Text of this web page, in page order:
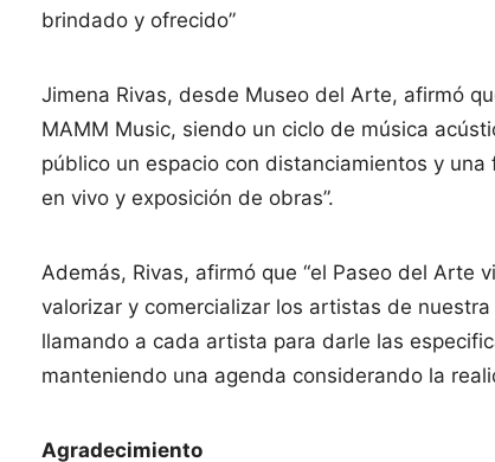
brindado y ofrecido”
Jimena Rivas, desde Museo del Arte, afirmó
MAMM Music, siendo un ciclo de música
público un espacio con distanciamientos y
en vivo y exposición de obras”.
Además, Rivas, afirmó que “el Paseo del Arte
valorizar y comercializar los artistas de
llamando a cada artista para darle las
manteniendo una agenda considerando la
Agradecimiento